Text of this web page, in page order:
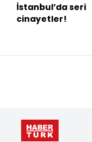
İstanbul’da seri
cinayetler!